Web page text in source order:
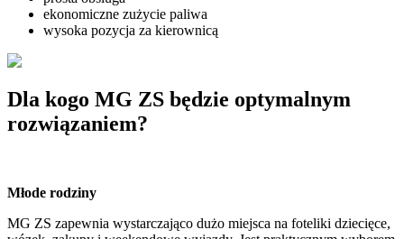
ekonomiczne zużycie paliwa
wysoka pozycja za kierownicą
Dla kogo MG ZS będzie optymalnym
rozwiązaniem?
Młode rodziny
MG ZS zapewnia wystarczająco dużo miejsca na foteliki dziecięce,